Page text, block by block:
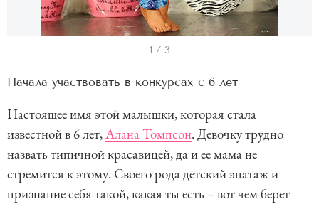
e
m
1 / 3
Начала участвовать в конкурсах с 6 лет
Настоящее имя этой малышки, которая стала
известной в 6 лет,Алана Томпсон. Девочку трудно
назвать типичной красавицей, да и ее мама не
стремится к этому. Своего рода детский эпатаж и
признание себя такой, какая ты есть – вот чем берет